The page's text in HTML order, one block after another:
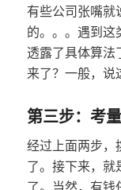
有些公司张嘴就
的。。。遇到这
透露了具体算
来了？一般，说
第三步：考
经过上面两步，
了。接下来，就